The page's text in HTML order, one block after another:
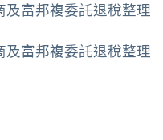
及富邦複委託退稅整理
及富邦複委託退稅整理